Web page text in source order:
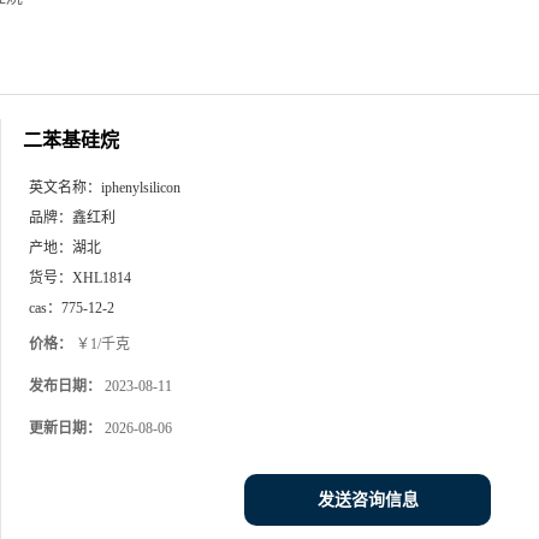
二苯基硅烷
英文名称： iphenylsilicon
品牌： 鑫红利
产地： 湖北
货号： XHL1814
cas： 775-12-2
价格： ￥1/千克
发布日期： 2023-08-11
更新日期： 2026-08-06
发送咨询信息